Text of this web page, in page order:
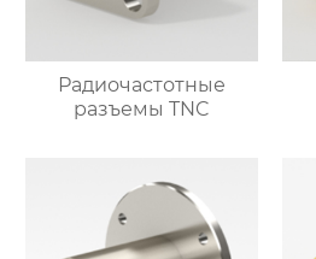
Радиочастотные
разъемы TNC